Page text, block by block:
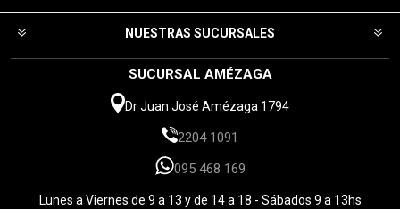
NUESTRAS SUCURSALES
SUCURSAL AMÉZAGA
Dr Juan José Amézaga 1794
2204 1091
095 468 169
Lunes a Viernes de 9 a 13 y de 14 a 18 - Sábados 9 a 13hs